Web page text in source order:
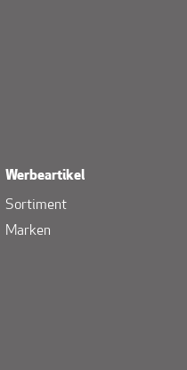
Werbeartikel
Sortiment
Marken